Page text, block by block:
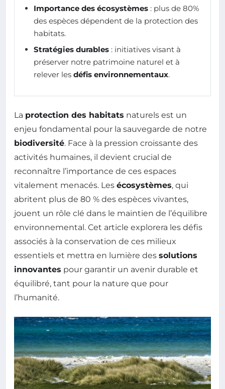
Importance des écosystèmes : plus de 80%
des espèces dépendent de la protection des
habitats.
Stratégies durables : initiatives visant à
préserver notre patrimoine naturel et à
relever les défis environnementaux.
La protection des habitats naturels est un
enjeu fondamental pour la sauvegarde de notre
biodiversité. Face à la pression croissante des
activités humaines, il devient crucial de
reconnaître l’importance de ces espaces
vitalement menacés. Les écosystèmes, qui
abritent plus de 80 % des espèces vivantes,
jouent un rôle clé dans le maintien de l’équilibre
environnemental. Cet article explorera les défis
associés à la conservation de ces milieux
essentiels et mettra en lumière des solutions
innovantes pour garantir un avenir durable et
équilibré, tant pour la nature que pour
l’humanité.